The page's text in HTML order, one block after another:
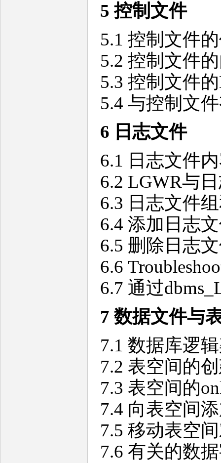
5 控制文件
5.1 控制文件
5.2 控制文件
5.3 控制文件
5.4 与控制文
6 日志文件
6.1 日志文件
6.2 LGWR与
6.3 日志文件
6.4 添加日志
6.5 删除日志
6.6
6.7 通过
7 数据文件与
7.1 数据库逻
7.2 表空间的
7.3 表空间的
7.4 向表空间
7.5 移动表空
7.6 有关的数